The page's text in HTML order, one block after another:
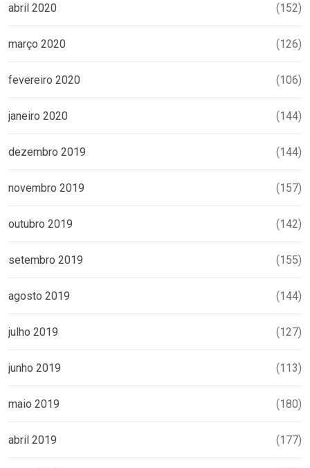
abril 2020 (152)
março 2020 (126)
fevereiro 2020 (106)
janeiro 2020 (144)
dezembro 2019 (144)
novembro 2019 (157)
outubro 2019 (142)
setembro 2019 (155)
agosto 2019 (144)
julho 2019 (127)
junho 2019 (113)
maio 2019 (180)
abril 2019 (177)